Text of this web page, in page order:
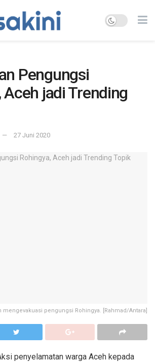
Pengungsi
Aceh jadi Trending
27 Juni 2020
mengevakuasi pengungsi Rohingya. [Rahmad/Antara]
penyelamatan warga Aceh kepada